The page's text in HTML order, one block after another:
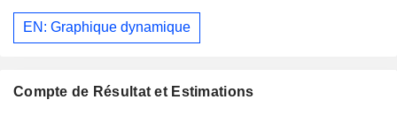
EN: Graphique dynamique
Compte de Résultat et Estimations